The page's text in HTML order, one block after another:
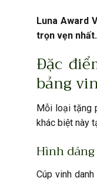
Luna Award
trọn vẹn nhất.
Đặc
bảng
Mỗi loại tặng
khác biệt này
Hình
Cúp vinh